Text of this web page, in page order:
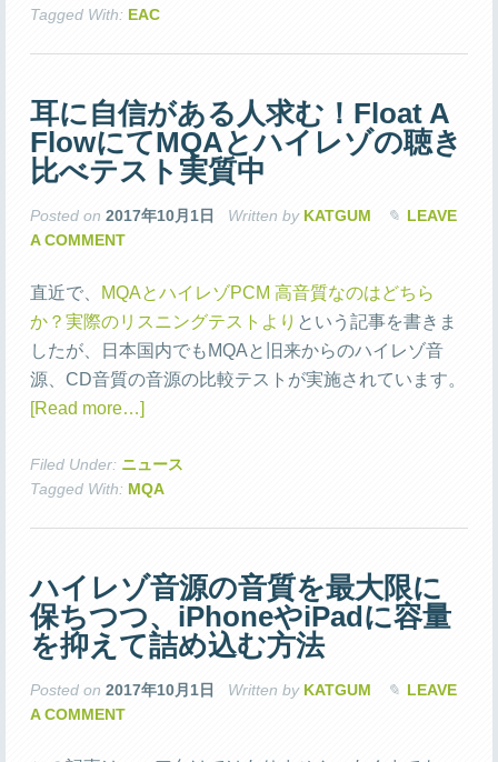
Tagged With: EAC
耳に自信がある人求む！Float A
FlowにてMQAとハイレゾの聴き
比べテスト実質中
Posted on 2017年10月1日 Written by KATGUM
LEAVE
A COMMENT
直近で、
MQAとハイレゾPCM 高音質なのはどちら
か？実際のリスニングテストより という記事を書きま
したが、日本国内でもMQAと旧来からのハイレゾ音
源、CD音質の音源の比較テストが実施されています。
[Read more…]
Filed Under: ニュース
Tagged With: MQA
ハイレゾ音源の音質を最大限に
保ちつつ、iPhoneやiPadに容量
を抑えて詰め込む方法
Posted on 2017年10月1日 Written by KATGUM
LEAVE
A COMMENT